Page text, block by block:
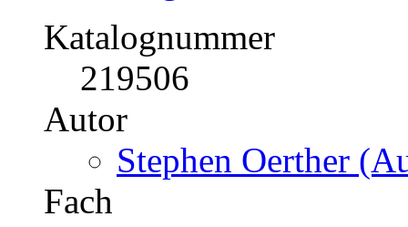
Das Portfolio-
ertragsorientierten
Unter besonderer
Mindestgewinns
Katalognummer